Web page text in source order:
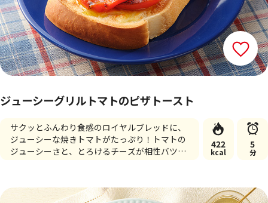
ジューシーグリルトマトのピザトースト
サクッとふんわり食感のロイヤルブレッドに、
ジューシーな焼きトマトがたっぷり！トマトの
ジューシーさと、とろけるチーズが相性バツグ
422
kcal
5
分